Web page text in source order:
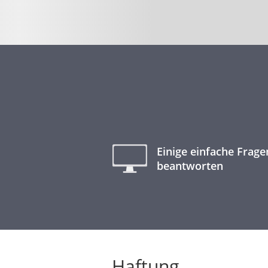
Einige einfache
beantworten